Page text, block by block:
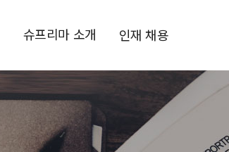
슈프리마 소개 인재 채용